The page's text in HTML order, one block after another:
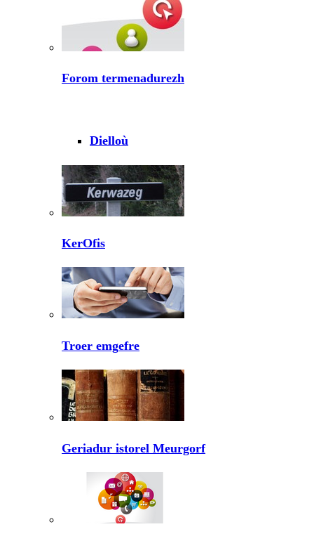
Forom termenadurezh
Dielloù
KerOfis
Troer emgefre
Geriadur istorel Meurgorf